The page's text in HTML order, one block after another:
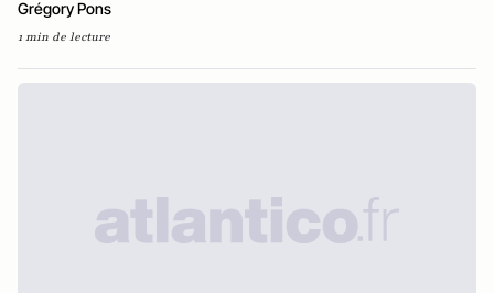
Grégory Pons
1 min de lecture